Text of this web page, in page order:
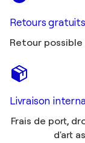
Retours
Retour possible
Livraison
Frais de port,
d'art